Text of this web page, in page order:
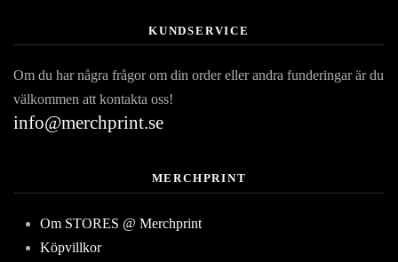
KUNDSERVICE
Om du har några frågor om din order eller andra funderingar är du
välkommen att kontakta oss!
info@merchprint.se
MERCHPRINT
Om STORES @ Merchprint
Köpvillkor